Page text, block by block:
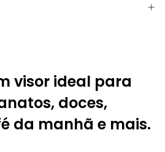
visor ideal para
doces,
da manhã e mais.